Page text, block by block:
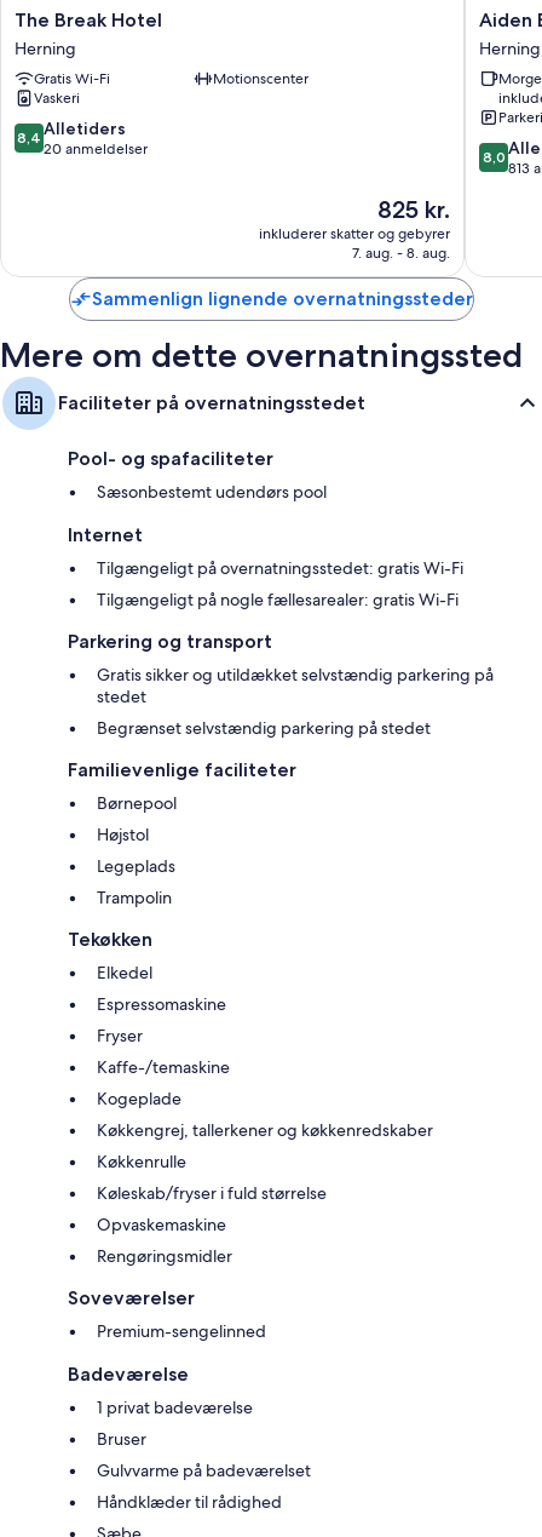
The
Break
Hotel
Herning
The Break Hotel
Herning
Gratis Wi-Fi
Motionscenter
Vaskeri
8.4
ud
8,4 Alletiders
20 anmeldelser
Prisen
er
825 kr.
825 kr.
inkluderer skatter og gebyrer
7. aug. - 8. aug.
Aiden
By
Best
Western
Herning
Herning
Aiden
Herning
8.0
ud
8,0
813
Sammenlign lignende overnatningssteder
Mere om dette overnatningssted
Faciliteter på overnatningsstedet
Pool- og spafaciliteter
Sæsonbestemt udendørs pool
Internet
Tilgængeligt på overnatningsstedet: gratis Wi-Fi
Tilgængeligt på nogle fællesarealer: gratis Wi-Fi
Parkering og transport
Gratis sikker og utildækket selvstændig parkering på
stedet
Begrænset selvstændig parkering på stedet
Familievenlige faciliteter
Børnepool
Højstol
Legeplads
Trampolin
Tekøkken
Elkedel
Espressomaskine
Fryser
Kaffe-/temaskine
Kogeplade
Køkkengrej, tallerkener og køkkenredskaber
Køkkenrulle
Køleskab/fryser i fuld størrelse
Opvaskemaskine
Rengøringsmidler
Soveværelser
Premium-sengelinned
Badeværelse
1 privat badeværelse
Bruser
Gulvvarme på badeværelset
Håndklæder til rådighed